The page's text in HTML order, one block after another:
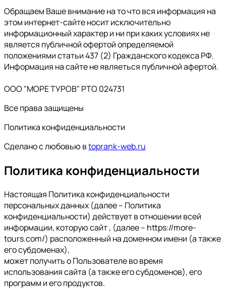
Обращаем Ваше внимание на то что вся информация на
этом интернет-сайте носит исключительно
информационный характер и ни при каких условиях не
является публичной офертой определяемой
положениями статьи 437 (2) Гражданского кодекса РФ.
Информация на сайте не являеться публичной афертой.
ООО "МОРЕ ТУРОВ" РТО 024731
Все права защищены
Политика конфиденциальности
Сделано с любовью вtoprank-web.ru
Политика конфиденциальности
Настоящая Политика конфиденциальности
персональных данных (далее – Политика
конфиденциальности) действует в отношении всей
информации, которую сайт , (далее – https://more-
tours.com/) расположенный на доменном имени (а также
его субдоменах),
может получить о Пользователе во время
использования сайта (а также его субдоменов), его
программ и его продуктов.